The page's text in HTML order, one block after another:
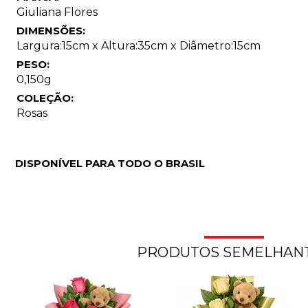
Giuliana Flores
DIMENSÕES:
Largura:15cm x Altura:35cm x Diâmetro:15cm
PESO:
0,150g
COLEÇÃO:
Rosas
DISPONÍVEL PARA TODO O BRASIL
PRODUTOS